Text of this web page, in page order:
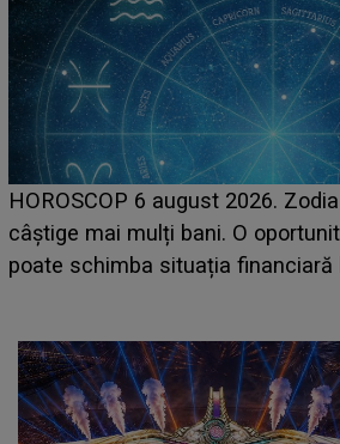
LINE-UP UNTOLD ONE, prima zi.
care deschid festivalul și de la ce
așteptate concerte pe scena